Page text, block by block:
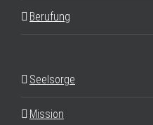
Berufung
Seelsorge
Mission